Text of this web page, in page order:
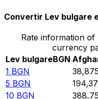
Convertir Lev bulgare
Rate information of
currency
Lev bulgareBGN
1 BGN 38,875
5 BGN
10 BGN 388,75